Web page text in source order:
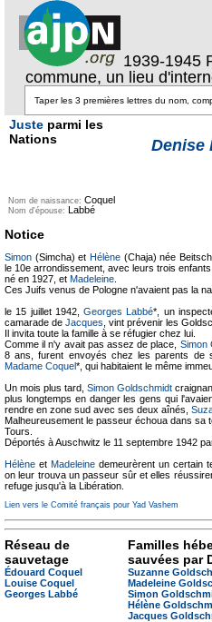
1939-1945
commune, un lieu
Juste parmi les
Nations
Denise
Nom de naissance: Coquel
Nom d'épouse: Labbé
Notice
Simon (Simcha) etHélène (Chaja) née
le 10e arrondissement, avec leurs trois enfants,
né en 1927, et Madeleine
Ces Juifs venus de Pologne n'avaient pas la
le 15 juillet 1942,Georges Labbé*, un
camarade de Jacques , vint prévenir les
Il invita toute la famille à se réfugier chez lui.
Comme il n'y avait pas assez de place, Simon
8 ans, furent envoyés chez les parents de
Madame Coquel*, qui habitaient le même
Un mois plus tard, Simon Goldschmidt
plus longtemps en danger les gens qui
rendre en zone sud avec ses deux aînés,
Malheureusement le passeur échoua dans sa
Tours.
Déportés à Auschwitz le 11 septembre 1942
Hélène etMadeleine demeurèrent un certain
on leur trouva un passeur sûr et elles
refuge jusqu'à la Libération.
Lien vers le Comité français pour Yad Vashem
Réseau de
sauvetage
Édouard Coquel
Louise Coquel
Georges Labbé
Familles
sauvées par
Suzanne
Madeleine
Simon
Hélène
Jacques